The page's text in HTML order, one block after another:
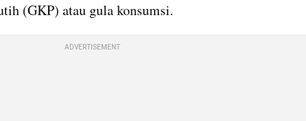
(GKP) atau gula konsumsi.
ADVERTISEMENT